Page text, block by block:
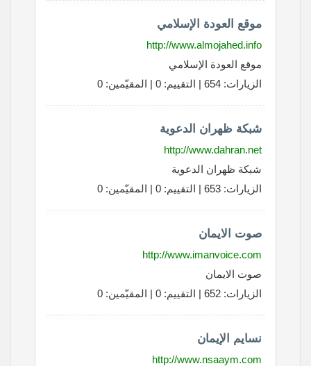
موقع العودة الإسلامي
http://www.almojahed.info
موقع العودة الإسلامي
الزيارات: 654 | التقييم: 0 | المقيّمين: 0
شبكة ظهران الدعوية
http://www.dahran.net
شبكة ظهران الدعوية
الزيارات: 653 | التقييم: 0 | المقيّمين: 0
صوت الايمان
http://www.imanvoice.com
صوت الايمان
الزيارات: 652 | التقييم: 0 | المقيّمين: 0
نسايم الإيمان
http://www.nsaaym.com